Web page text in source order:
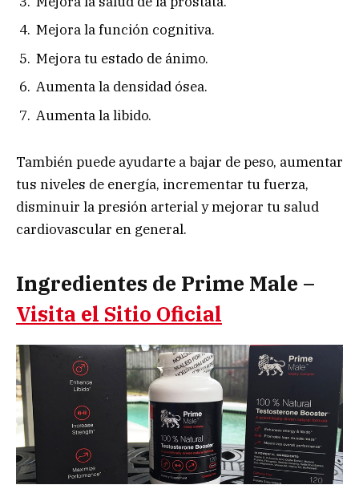
Mejora la función cognitiva.
Mejora tu estado de ánimo.
Aumenta la densidad ósea.
Aumenta la libido.
También puede ayudarte a bajar de peso, aumentar
tus niveles de energía, incrementar tu fuerza,
disminuir la presión arterial y mejorar tu salud
cardiovascular en general.
Ingredientes de Prime Male –
Visita el Sitio Oficial